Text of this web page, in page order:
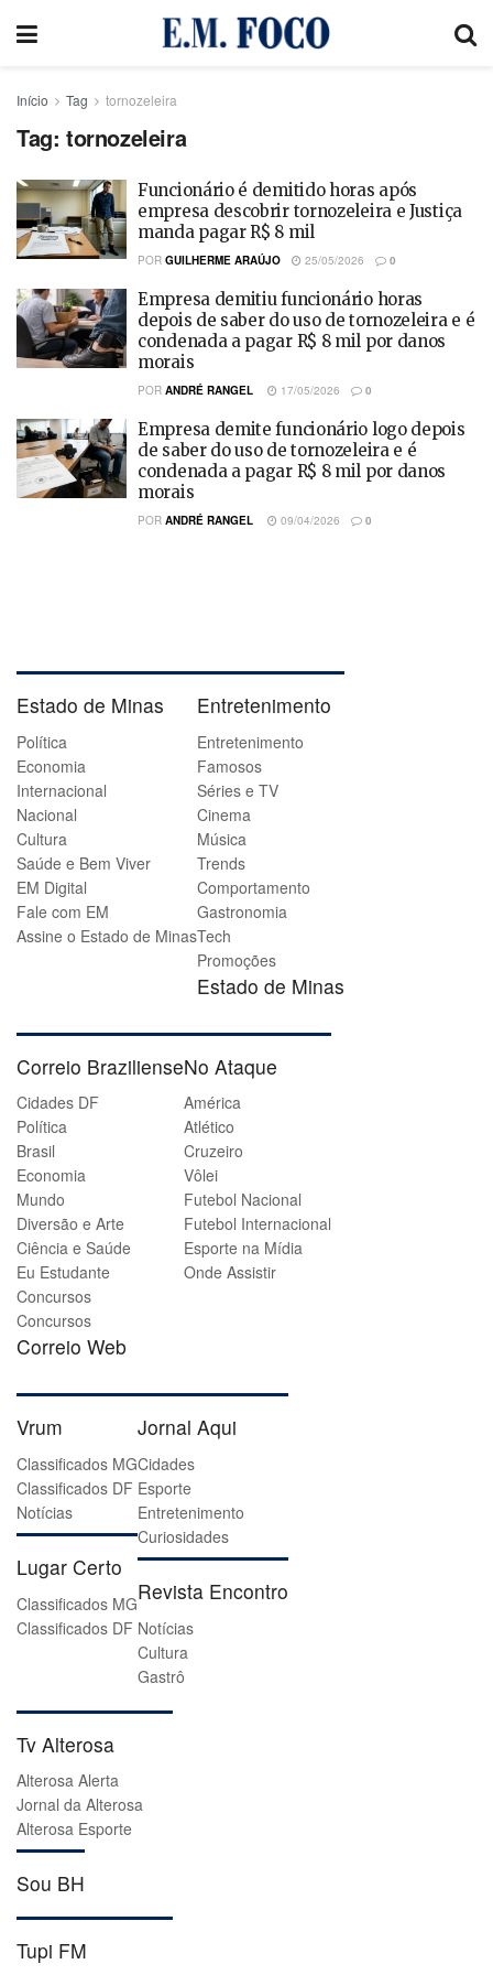
Início Tag tornozeleira
Tag: tornozeleira
Funcionário é demitido horas após
empresa descobrir tornozeleira e Justiça
manda pagar R$ 8 mil
POR GUILHERME ARAÚJO 25/05/2026 0
Empresa demitiu funcionário horas
depois de saber do uso de tornozeleira e é
condenada a pagar R$ 8 mil por danos
morais
POR ANDRÉ RANGEL 17/05/2026 0
Empresa demite funcionário logo depois
de saber do uso de tornozeleira e é
condenada a pagar R$ 8 mil por danos
morais
POR ANDRÉ RANGEL 09/04/2026 0
Estado de Minas
Política
Economia
Internacional
Nacional
Cultura
Saúde e Bem Viver
EM Digital
Fale com EM
Assine o Estado de Minas
Entretenimento
Entretenimento
Famosos
Séries e TV
Cinema
Música
Trends
Comportamento
Gastronomia
Tech
Promoções
Estado de Minas
Correio Braziliense
Cidades DF
Política
Brasil
Economia
Mundo
Diversão e Arte
Ciência e Saúde
Eu Estudante
Concursos
Concursos
Correio Web
No Ataque
América
Atlético
Cruzeiro
Vôlei
Futebol Nacional
Futebol Internacional
Esporte na Mídia
Onde Assistir
Vrum
Classificados MG
Classificados DF
Notícias
Lugar Certo
Classificados MG
Classificados DF
Jornal Aqui
Cidades
Esporte
Entretenimento
Curiosidades
Revista Encontro
Notícias
Cultura
Gastrô
Tv Alterosa
Alterosa Alerta
Jornal da Alterosa
Alterosa Esporte
Sou BH
Tupi FM